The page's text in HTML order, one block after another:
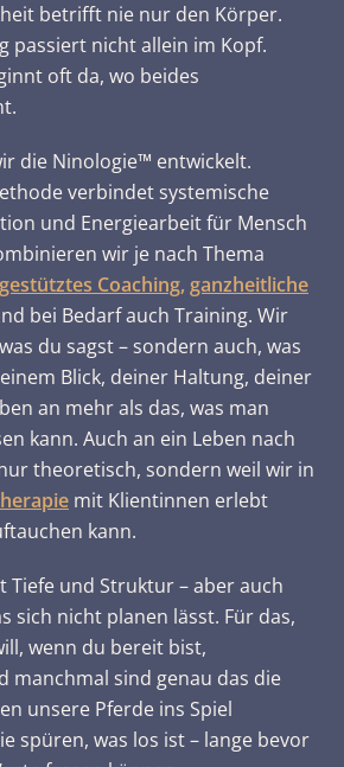
betrifft nie nur den Körper.
passiert nicht allein im Kopf.
oft da, wo beides
die Ninologie™ entwickelt.
verbindet systemische
und Energiearbeit für Mensch
wir je nach Thema
Coaching,ganzheitliche
bei Bedarf auch Training. Wir
du sagst – sondern auch, was
Blick, deiner Haltung, deiner
an mehr als das, was man
kann. Auch an ein Leben nach
theoretisch, sondern weil wir in
mit Klientinnen erlebt
kann.
Tiefe und Struktur – aber auch
sich nicht planen lässt. Für das,
wenn du bereit bist,
manchmal sind genau das die
unsere Pferde ins Spiel
spüren, was los ist – lange bevor